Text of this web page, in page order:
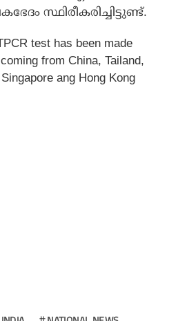
സ്ഥിരീകരിച്ചിട്ടുണ്ട്.
test has been made
from China, Tailand,
ang Hong Kong